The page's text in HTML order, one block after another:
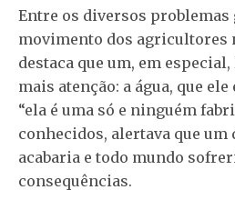
Entre os diversos problemas
movimento dos agricultores
destaca que um, em
mais atenção: a água, que
“ela é uma só e ninguém
conhecidos, alertava que um
acabaria e todo mundo
consequências.